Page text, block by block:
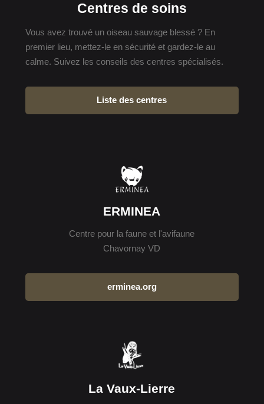
Centres de soins
Vous avez trouvé un oiseau sauvage blessé ? En
premier lieu, mettez-le en sécurité et gardez-le au
calme. Suivez les conseils des centres spécialisés.
Liste des centres
ERMINEA
Centre pour la faune et l'avifaune
Chavornay VD
erminea.org
La Vaux-Lierre